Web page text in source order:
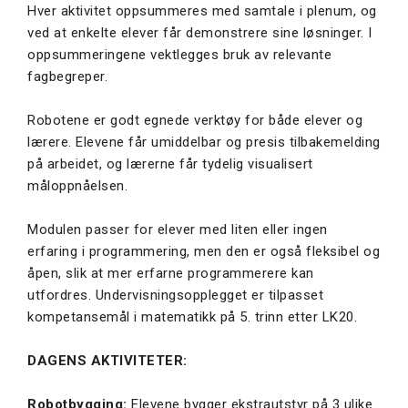
Hver aktivitet oppsummeres med samtale i plenum, og
ved at enkelte elever får demonstrere sine løsninger. I
oppsummeringene vektlegges bruk av relevante
fagbegreper.
Robotene er godt egnede verktøy for både elever og
lærere. Elevene får umiddelbar og presis tilbakemelding
på arbeidet, og lærerne får tydelig visualisert
måloppnåelsen.
Modulen passer for elever med liten eller ingen
erfaring i programmering, men den er også fleksibel og
åpen, slik at mer erfarne programmerere kan
utfordres. Undervisningsopplegget er tilpasset
kompetansemål i matematikk på 5. trinn etter LK20.
DAGENS AKTIVITETER:
Robotbygging: Elevene bygger ekstrautstyr på 3 ulike